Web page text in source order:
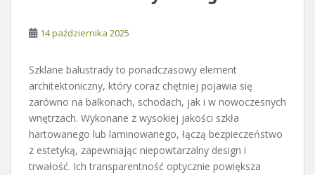
14 października 2025
Szklane balustrady to ponadczasowy element
architektoniczny, który coraz chętniej pojawia się
zarówno na balkonach, schodach, jak i w nowoczesnych
wnętrzach. Wykonane z wysokiej jakości szkła
hartowanego lub laminowanego, łączą bezpieczeństwo
z estetyką, zapewniając niepowtarzalny design i
trwałość. Ich transparentność optycznie powiększa